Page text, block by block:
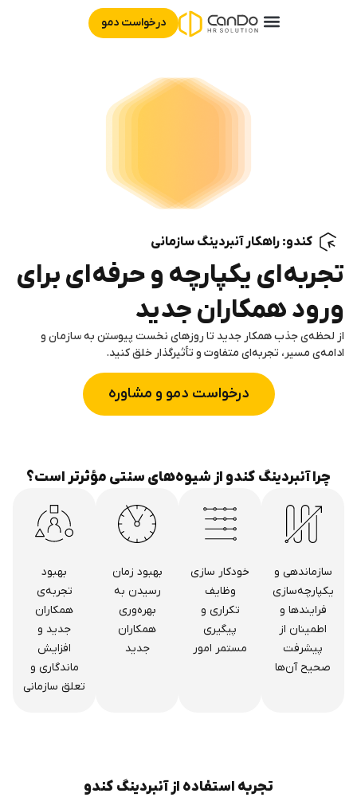
درخواست دمو
کندو: راهکار آنبردینگ سازمانی
تجربه‌ای یکپارچه و حرفه‌ای برای
ورود همکاران جدید
از لحظه‌ی جذب همکار جدید تا روزهای نخست پیوستن به سازمان و
ادامه‌ی مسیر، تجربه‌ای متفاوت و تأثیرگذار خلق کنید.
درخواست دمو و مشاوره
چرا آنبردینگ کندو از شیوه‌های سنتی مؤثرتر است؟
سازماندهی و
یکپارچه‌سازی
فرایندها و
اطمینان از
پیشرفت
صحیح آن‌ها
خودکار سازی
وظایف
تکراری و
پیگیری
مستمر امور
بهبود زمان
رسیدن به
بهره‌وری
همکاران
جدید
بهبود
تجربه‌ی
همکاران
جدید و
افزایش
ماندگاری و
تعلق سازمانی
تجربه استفاده از آنبردینگ کندو